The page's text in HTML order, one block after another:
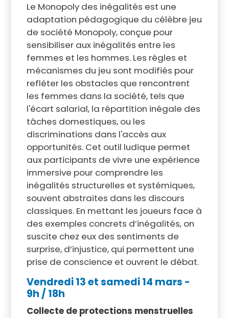
Le Monopoly des inégalités est une
adaptation pédagogique du célèbre jeu
de société Monopoly, conçue pour
sensibiliser aux inégalités entre les
femmes et les hommes. Les règles et
mécanismes du jeu sont modifiés pour
refléter les obstacles que rencontrent
les femmes dans la société, tels que
l'écart salarial, la répartition inégale des
tâches domestiques, ou les
discriminations dans l'accès aux
opportunités. Cet outil ludique permet
aux participants de vivre une expérience
immersive pour comprendre les
inégalités structurelles et systémiques,
souvent abstraites dans les discours
classiques. En mettant les joueurs face à
des exemples concrets d’inégalités, on
suscite chez eux des sentiments de
surprise, d’injustice, qui permettent une
prise de conscience et ouvrent le débat.
Vendredi 13 et samedi 14 mars -
9h / 18h
Collecte de protections menstruelles